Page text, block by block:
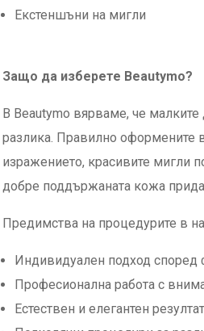
Екстеншъни на мигли
Защо да изберете Beautymo?
В Beautymo вярваме, че малките
разлика. Правилно оформените
изражението, красивите мигли
добре поддържаната кожа
Предимства на процедурите в
Индивидуален подход според
Професионална работа с
Естествен и елегантен резултат